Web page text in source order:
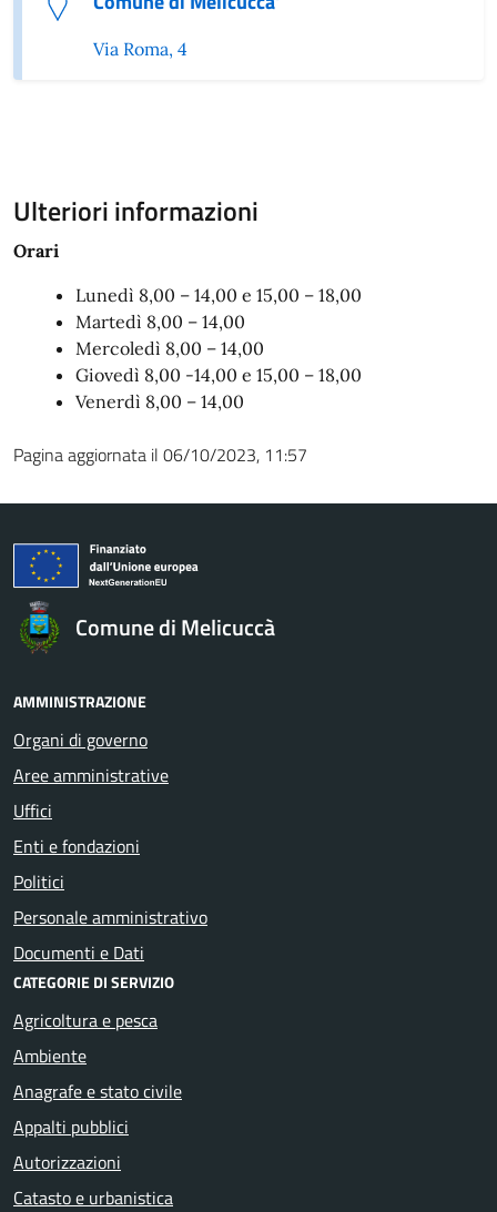
Via Roma, 4
Ulteriori informazioni
Orari
Lunedì 8,00 – 14,00 e 15,00 – 18,00
Martedì 8,00 – 14,00
Mercoledì 8,00 – 14,00
Giovedì 8,00 -14,00 e 15,00 – 18,00
Venerdì 8,00 – 14,00
Pagina aggiornata il 06/10/2023, 11:57
Comune di Melicuccà
AMMINISTRAZIONE
Organi di governo
Aree amministrative
Uffici
Enti e fondazioni
Politici
Personale amministrativo
Documenti e Dati
CATEGORIE DI SERVIZIO
Agricoltura e pesca
Ambiente
Anagrafe e stato civile
Appalti pubblici
Autorizzazioni
Catasto e urbanistica